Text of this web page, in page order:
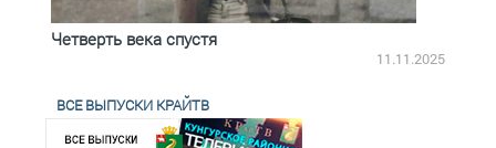
Четверть века спустя
11.11.2025
ВСЕ ВЫПУСКИ КРАЙТВ